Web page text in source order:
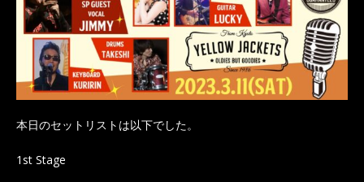
本日のセットリストは以下でした。
1st Stage